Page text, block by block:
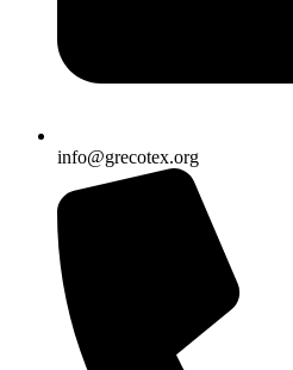
info@grecotex.org